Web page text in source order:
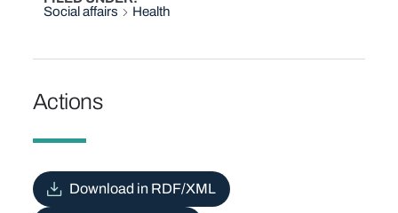
Social affairs
Health
Actions
Download in RDF/XML